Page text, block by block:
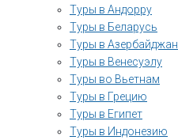
Туры в Андорру
Туры в Беларусь
Туры в Азербайджан
Туры в Венесуэлу
Туры во Вьетнам
Туры в Грецию
Туры в Египет
Туры в Индонезию